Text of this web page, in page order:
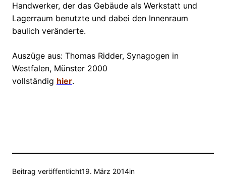
Handwerker, der das Gebäude als Werkstatt und
Lagerraum benutzte und dabei den Innenraum
baulich veränderte.
Auszüge aus: Thomas Ridder, Synagogen in
Westfalen, Münster 2000
vollständig hier.
Beitrag veröffentlicht19. März 2014in